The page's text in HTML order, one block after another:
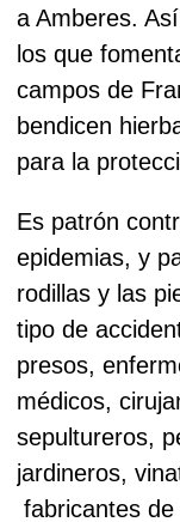
a Amberes.
los que
campos de
bendicen
para la
Es patrón
epidemias, y
rodillas y las
tipo de
presos,
médicos,
sepultureros,
jardineros,
fabricantes